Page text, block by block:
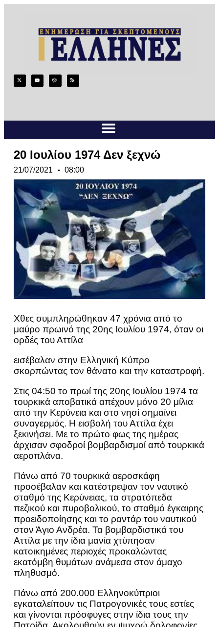
20 Ιουλίου 1974 Δεν ξεχνώ
21/07/2021 08:00
Χθες συμπληρώθηκαν 47 χρόνια από το
μαύρο πρωινό της 20ης Ιουλίου 1974, όταν οι
ορδές του Αττίλα
εισέβαλαν στην Ελληνική Κύπρο
σκορπώντας τον θάνατο και την καταστροφή.
Στις 04:50 το πρωί της 20ης Ιουλίου 1974 τα
τουρκικά αποβατικά απέχουν μόνο 20 μίλια
από την Κερύνεια και στο νησί σημαίνει
συναγερμός. Η εισβολή του Αττίλα έχει
ξεκινήσει. Με το πρώτο φως της ημέρας
άρχισαν σφοδροί βομβαρδισμοί από τουρκικά
αεροπλάνα.
Πάνω από 70 τουρκικά αεροσκάφη
προσέβαλαν και κατέστρεψαν τον ναυτικό
σταθμό της Κερύνειας, τα στρατόπεδα
πεζικού και πυροβολικού, το σταθμό έγκαιρης
προειδοποίησης και το ραντάρ του ναυτικού
στον Άγιο Ανδρέα. Τα βομβαρδιστικά του
Αττίλα με την ίδια μανία χτύπησαν
κατοικημένες περιοχές προκαλώντας
εκατόμβη θυμάτων ανάμεσα στον άμαχο
πληθυσμό.
Πάνω από 200.000 Ελληνοκύπριοι
εγκαταλείπουν τις Πατρογονικές τους εστίες
και γίνονται πρόσφυγες στην ίδια τους την